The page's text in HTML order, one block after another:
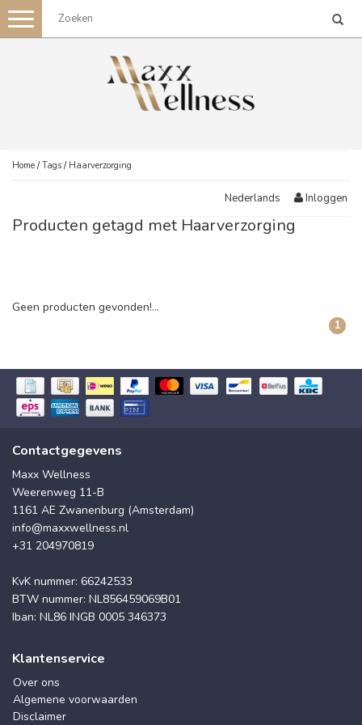
Toggle
navigation
Home /Tags / Haarverzorging
Nederlands Inloggen
Producten getagd met Haarverzorging
Geen producten gevonden!...
1
Contactgegevens
Maxx Wellness
Weerenweg 11-B
1161 AE Zwanenburg (Amsterdam)
info@maxxwellness.nl
+31 204970819
KvK nummer: 66242533
BTW nummer: NL856459069B01
Iban: NL86 INGB 0005 346373
Klantenservice
Over ons
Algemene voorwaarden
Disclaimer